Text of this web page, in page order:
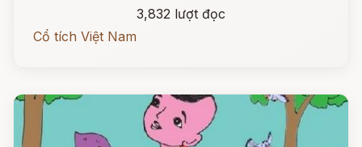
3,832 lượt đọc
Cổ tích Việt Nam